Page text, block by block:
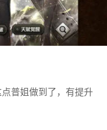
普姐做到了，有提升